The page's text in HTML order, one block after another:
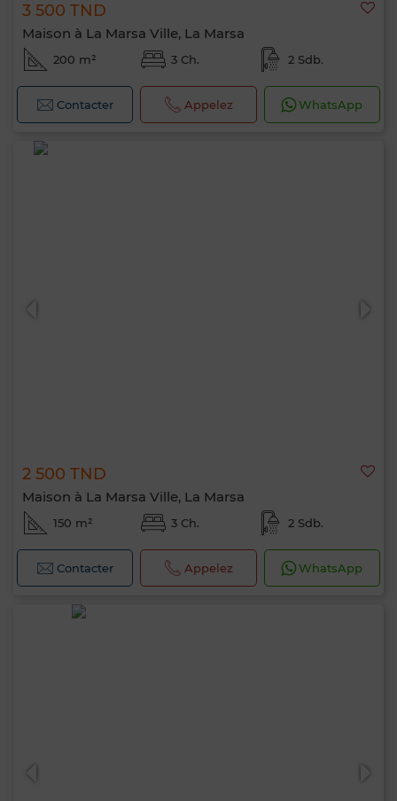
3 500 TND
Maison à La Marsa Ville, La Marsa
200 m² 3 Ch. 2 Sdb.
Contacter Appelez WhatsApp
2 500 TND
Maison à La Marsa Ville, La Marsa
150 m² 3 Ch. 2 Sdb.
Contacter Appelez WhatsApp